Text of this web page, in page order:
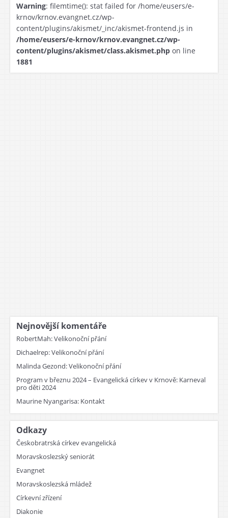
Warning: filemtime(): stat failed for /home/eusers/e-
krnov/krnov.evangnet.cz/wp-
content/plugins/akismet/_inc/akismet-frontend.js in
/home/eusers/e-krnov/krnov.evangnet.cz/wp-
content/plugins/akismet/class.akismet.php on line
1881
Nejnovější komentáře
RobertMah:Velikonoční přání
Dichaelrep:Velikonoční přání
Malinda Gezond:Velikonoční přání
Program v březnu 2024 – Evangelická církev v Krnově: Karneval
pro děti 2024
Maurine Nyangarisa: Kontakt
Odkazy
Českobratrská církev evangelická
Moravskoslezský seniorát
Evangnet
Moravskoslezská mládež
Církevní zřízení
Diakonie